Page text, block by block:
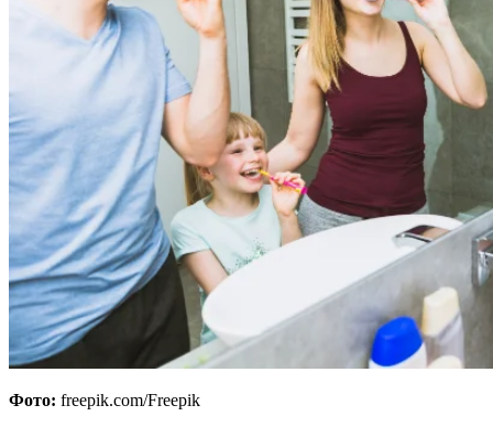
Фото: freepik.com/Freepik